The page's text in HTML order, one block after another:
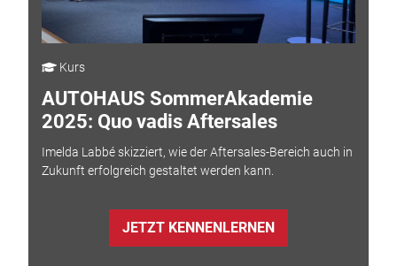
Kurs
AUTOHAUS SommerAkademie
2025: Quo vadis Aftersales
Imelda Labbé skizziert, wie der Aftersales-Bereich auch in
Zukunft erfolgreich gestaltet werden kann.
JETZT KENNENLERNEN